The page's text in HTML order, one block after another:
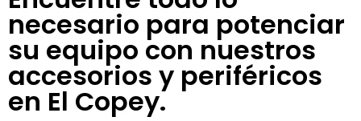
necesario para potenciar
su equipo con nuestros
accesorios y periféricos
en El Copey.